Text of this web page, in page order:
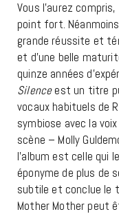
Vous l’aurez
point fort.
grande réussite et
et d’une belle
quinze années
Silenceest un titre
vocaux habituels de
symbiose avec la
scène – Molly
l’album est celle qui
éponyme de plus de
subtile et conclue le
Mother Mother peut